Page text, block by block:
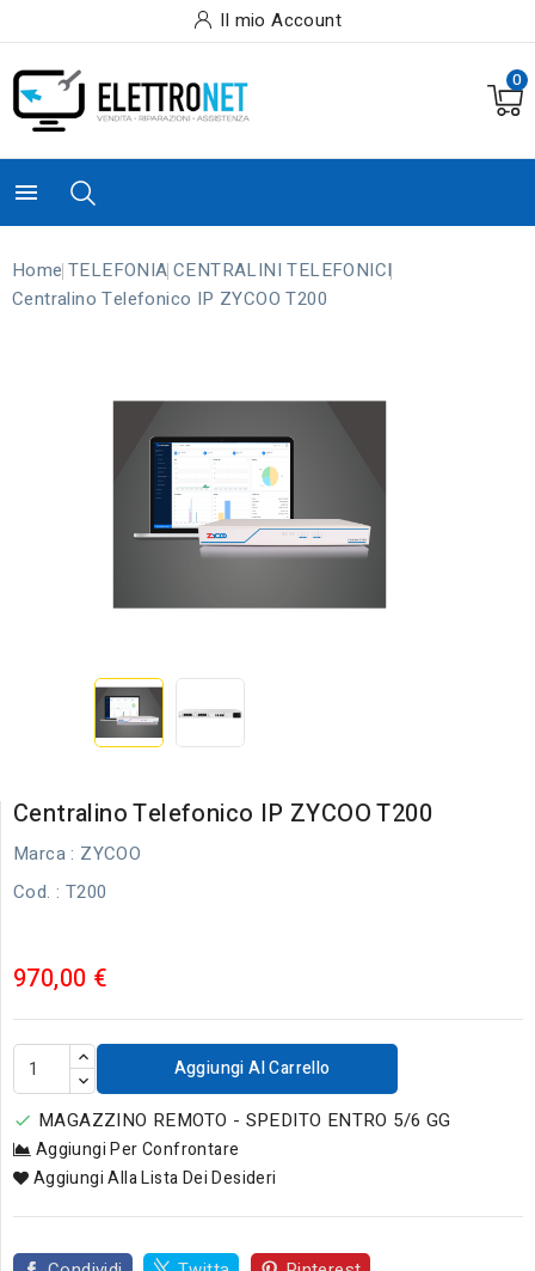
Il mio Account
0

Home TELEFONIA CENTRALINI TELEFONICI
Centralino Telefonico IP ZYCOO T200
Centralino Telefonico IP ZYCOO T200
Marca : ZYCOO
Cod. : T200
970,00 €
Aggiungi Al Carrello
 MAGAZZINO REMOTO - SPEDITO ENTRO 5/6 GG
Aggiungi Per Confrontare
Aggiungi Alla Lista Dei Desideri